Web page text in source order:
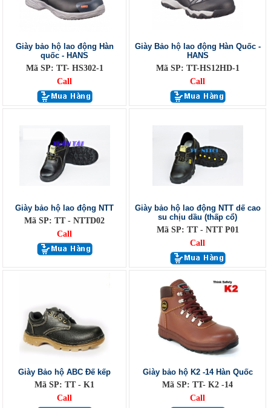
Giày bảo hộ lao động Hàn
quốc - HANS
Mã SP: TT- HS302-1
Call
Giày Bảo hộ lao động Hàn Quốc -
HANS
Mã SP: TT-HS12HD-1
Call
Giày bảo hộ lao động NTT
Mã SP: TT - NTTD02
Call
Giày bảo hộ lao động NTT dế cao
su chịu dầu (thấp cổ)
Mã SP: TT - NTT P01
Call
Giày Bảo hộ ABC Đế kếp
Mã SP: TT - K1
Call
Giày bảo hộ K2 -14 Hàn Quốc
Mã SP: TT- K2 -14
Call